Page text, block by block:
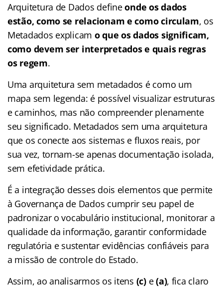
Arquitetura de Dados defineonde os dados
estão, como se relacionam e como circulam, os
Metadados explicam o que os dados significam,
como devem ser interpretados e quais regras
os regem.
Uma arquitetura sem metadados é como um
mapa sem legenda: é possível visualizar estruturas
e caminhos, mas não compreender plenamente
seu significado. Metadados sem uma arquitetura
que os conecte aos sistemas e fluxos reais, por
sua vez, tornam-se apenas documentação isolada,
sem efetividade prática.
É a integração desses dois elementos que permite
à Governança de Dados cumprir seu papel de
padronizar o vocabulário institucional, monitorar a
qualidade da informação, garantir conformidade
regulatória e sustentar evidências confiáveis para
a missão de controle do Estado.
Assim, ao analisarmos os itens (c)e(a), fica claro